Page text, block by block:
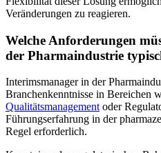
Veränderungen zu reagieren.
Welche Anforderungen
der Pharmaindustrie
Interimsmanager in der
Branchenkenntnisse in Bereichen
Qualitätsmanagement oder
Führungserfahrung in der
Regel erforderlich.